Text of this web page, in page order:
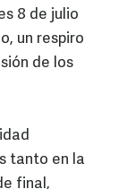
8 de julio
un respiro
de los
tanto en la
final,